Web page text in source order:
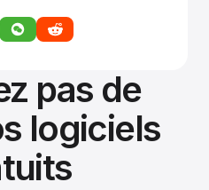
pas de
logiciels